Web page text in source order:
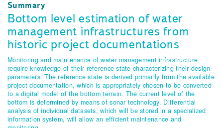
Summary
Bottom level estimation of water
management infrastructures from
historic project documentations
Monitoring and maintenance of water management infrastructure
require knowledge of their reference state characterizing their design
parameters. The reference state is derived primarily from the available
project documentation, which is appropriately chosen to be converted
to a digital model of the bottom terrain. The current level of the
bottom is determined by means of sonar technology. Differential
analysis of individual datasets, which will be stored in a specialized
information system, will allow an efficient maintenance and